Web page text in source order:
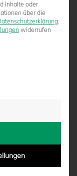
Inhalte oder
über die
.
widerrufen
die eine